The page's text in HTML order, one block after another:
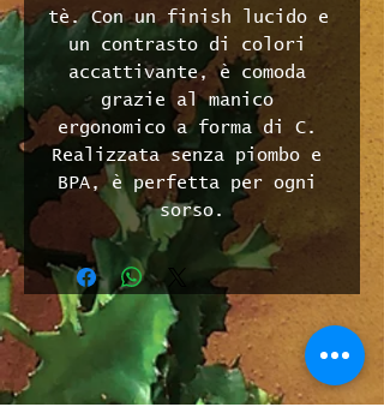
tè. Con un finish lucido e
un contrasto di colori
accattivante, è comoda
grazie al manico
ergonomico a forma di C.
Realizzata senza piombo e
BPA, è perfetta per ogni
sorso.